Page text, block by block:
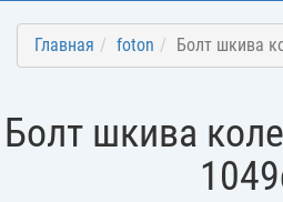
Главная foton Болт шкива
Болт шкива